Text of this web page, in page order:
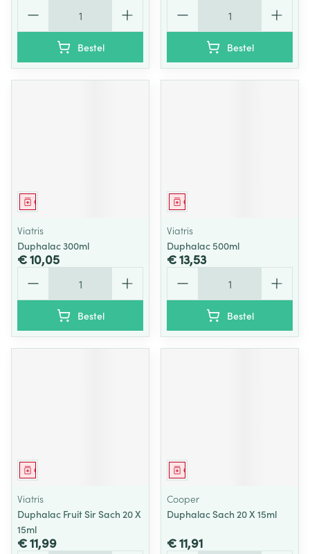
Bestel Bestel
Geneesmiddel
Viatris
Duphalac 300ml
€ 10,05
Bestel
Geneesmiddel
Viatris
Duphalac 500ml
€ 13,53
Bestel
Geneesmiddel
Viatris
Duphalac Fruit Sir Sach 20 X
15ml
€ 11,99
Geneesmiddel
Cooper
Duphalac Sach 20 X 15ml
€ 11,91